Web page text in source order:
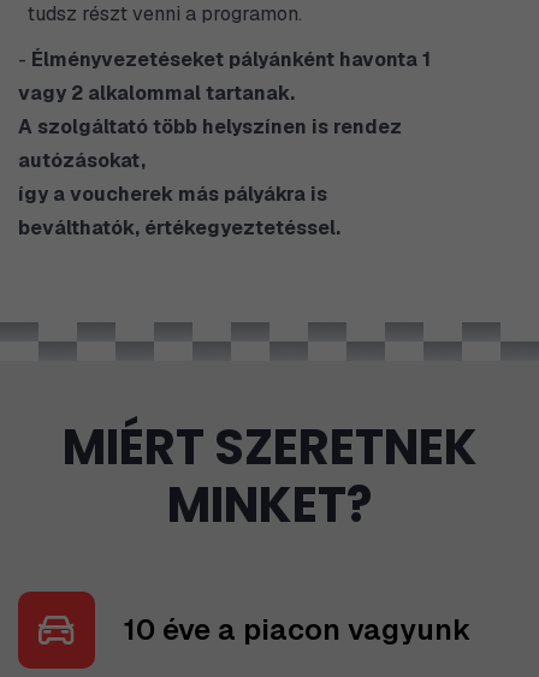
tudsz részt venni a programon.
- Élményvezetéseket pályánként havonta 1
vagy 2 alkalommal tartanak.
A szolgáltató több helyszínen is rendez
autózásokat,
​így a voucherek más pályákra is
beválthatók, értékegyeztetéssel.
MIÉRT SZERETNEK
MINKET?
10 éve a piacon vagyunk